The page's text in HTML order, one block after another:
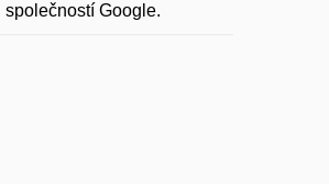
Google.